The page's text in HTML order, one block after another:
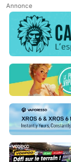
Annonce